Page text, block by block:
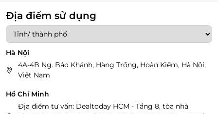
Địa điểm sử dụng
Hà Nội
4A-4B Ng. Báo Khánh, Hàng Trống, Hoàn Kiếm, Hà Nội,
Việt Nam
Hồ Chí Minh
Địa điểm tư vấn: Dealtoday HCM - Tầng 8, tòa nhà